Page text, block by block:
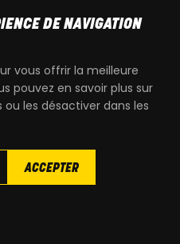
- 13h30
970
droits reservés |
DE NAVIGATION
vous offrir la meilleure
pouvez en savoir plus sur
ou les désactiver dans les
ACCEPTER